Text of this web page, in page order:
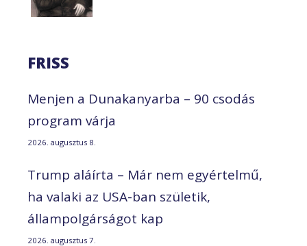
FRISS
Menjen a Dunakanyarba – 90 csodás
program várja
2026. augusztus 8.
Trump aláírta – Már nem egyértelmű,
ha valaki az USA-ban születik,
állampolgárságot kap
2026. augusztus 7.